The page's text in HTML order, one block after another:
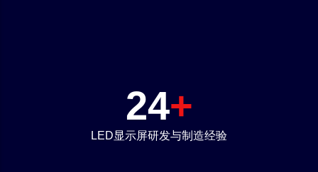
25+
LED显示屏研发与制造经验